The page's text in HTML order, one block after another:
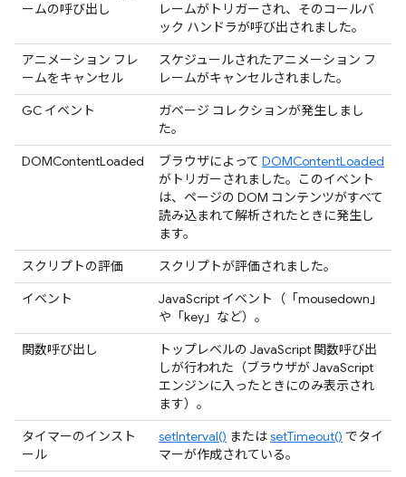
ームの呼び出し
レームがトリガーされ、そのコールバ
ック ハンドラが呼び出されました。
アニメーション フレ
ームをキャンセル
スケジュールされたアニメーション フ
レームがキャンセルされました。
GC イベント
ガベージ コレクションが発生しまし
た。
DOMContentLoaded
ブラウザによって DOMContentLoaded
がトリガーされました。このイベント
は、ページの DOM コンテンツがすべて
読み込まれて解析されたときに発生し
ます。
スクリプトの評価
スクリプトが評価されました。
イベント
JavaScript イベント（「mousedown」
や「key」など）。
関数呼び出し
トップレベルの JavaScript 関数呼び出
しが行われた（ブラウザが JavaScript
エンジンに入ったときにのみ表示され
ます）。
タイマーのインスト
ール
setInterval() またはsetTimeout() でタイ
マーが作成されている。